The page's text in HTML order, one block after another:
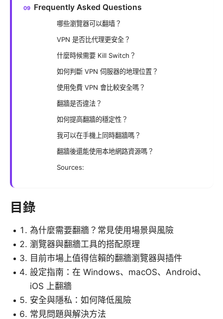
Frequently Asked Questions
哪些瀏覽器可以翻墙？
VPN 是否比代理更安全？
什麼時候需要 Kill Switch？
如何判斷 VPN 伺服器的地理位置？
使用免費 VPN 會比較安全嗎？
翻牆是否違法？
如何提高翻牆的穩定性？
我可以在手機上同時翻牆嗎？
翻牆後還能使用本地網路資源嗎？
Sources:
目錄
為什麼需要翻牆？常見使用場景與風險
瀏覽器與翻牆工具的搭配原理
目前市場上值得信賴的翻牆瀏覽器與插件
設定指南：在 Windows、macOS、Android、
iOS 上翻牆
安全與隱私：如何降低風險
常見問題與解決方法